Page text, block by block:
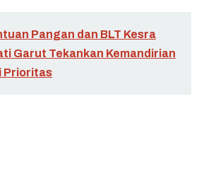
Pangan dan BLT Kesra
Garut Tekankan Kemandirian
Prioritas